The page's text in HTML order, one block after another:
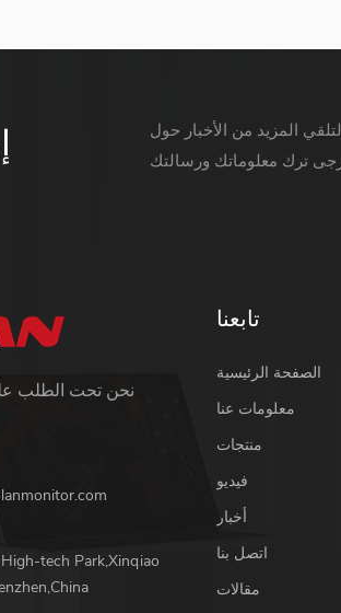
لتلقي المزيد من الأخبار حول Sibolan أو معلومات أكثر قيمة ،
نحن تحت الطلب
tech Park,Xinqiao
تابعنا
الصفحة الرئيسية
معلومات عنا
منتجات
فيديو
أخبار
اتصل بنا
مقالات